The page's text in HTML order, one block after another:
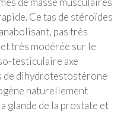
Ce tas de stéroïdes
pas très
très modérée sur le
testiculaire axe
de dihydrotestostérone
naturellement
glande de la prostate et